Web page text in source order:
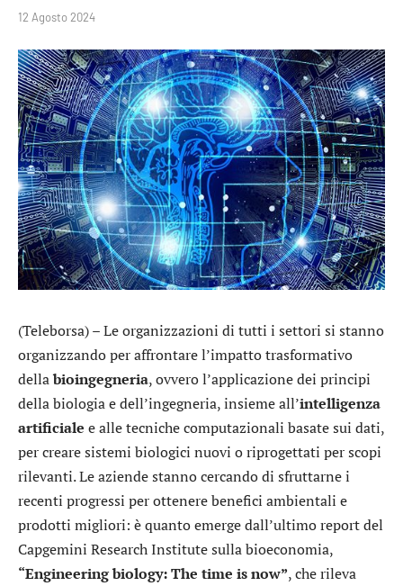
12 Agosto 2024
(Teleborsa) – Le organizzazioni di tutti i settori si stanno
organizzando per affrontare l’impatto trasformativo
dellabioingegneria, ovvero l’applicazione dei principi
della biologia e dell’ingegneria, insieme all’intelligenza
artificiale e alle tecniche computazionali basate sui dati,
per creare sistemi biologici nuovi o riprogettati per scopi
rilevanti. Le aziende stanno cercando di sfruttarne i
recenti progressi per ottenere benefici ambientali e
prodotti migliori: è quanto emerge dall’ultimo report del
Capgemini Research Institute sulla bioeconomia,
“Engineering biology: The time is now”, che rileva